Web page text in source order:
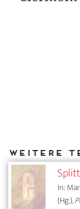
In:
(Hg.),